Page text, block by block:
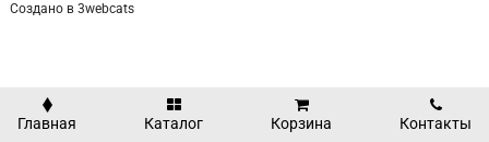
Создано в 3webcats
Главная Каталог Корзина Контакты